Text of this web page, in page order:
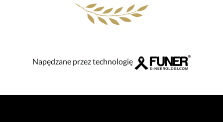
Napędzane przez technologię